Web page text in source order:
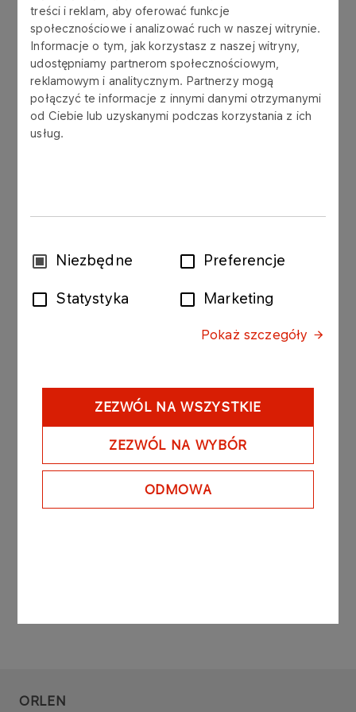
treści i reklam, aby oferować funkcje
społecznościowe i analizować ruch w naszej witrynie.
Informacje o tym, jak korzystasz z naszej witryny,
udostępniamy partnerom społecznościowym,
reklamowym i analitycznym. Partnerzy mogą
połączyć te informacje z innymi danymi otrzymanymi
od Ciebie lub uzyskanymi podczas korzystania z ich
usług.
WybórNiezbędne Preferencje
Statystyka Marketing
Pokaż szczegóły
ZEZWÓL NA WSZYSTKIE
ZEZWÓL NA WYBÓR
ODMOWA
Koncernem Naftowym ORLEN S.A. oraz Basell
Europe Holdings B.V ("Umowa Joint-Venture"),
Strony uzgodniły w dniu 23 października 2002
roku treść umów handlowych związanych z
Umową Joint-Venture. W związku z powyższym
spełniony został warunek przewidziany w Umowie
Joint-Venture w postaci konieczności uzgodnienia
powyższych umów handlowych w wyznaczonym
przeprowadzenie transakcji opisanej w Umowie
Joint-Venture wymaga jeszcze uzyskania
stosownej zgody Prezesa Urzędu Ochrony
Konkurencji i Konsumentów, a także zapewnienia
pozyskania przez Strony odpowiednich środków
finansowych niezbędnych w celu realizacji
§ 5 Ust. 1 pkt. 4 oraz § 10 Rozporządzenia Rady
Ministrów z dnia 16 października 2001 roku w
sprawie informacji bieżących i okresowych
przekazywanych przez emitentów papierów
wartościowych (Dz. U. Nr 139, poz. 1569 z póź.
ORLEN